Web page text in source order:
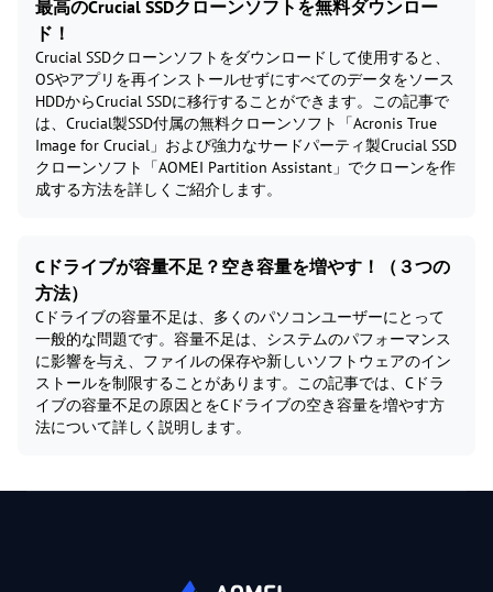
最高のCrucial SSDクローンソフトを無料ダウンロー
ド！
Crucial SSDクローンソフトをダウンロードして使用すると、
OSやアプリを再インストールせずにすべてのデータをソース
HDDからCrucial SSDに移行することができます。この記事で
は、Crucial製SSD付属の無料クローンソフト「Acronis True
Image for Crucial」および強力なサードパーティ製Crucial SSD
クローンソフト「AOMEI Partition Assistant」でクローンを作
成する方法を詳しくご紹介します。
Cドライブが容量不足？空き容量を増やす！（３つの
方法）
Cドライブの容量不足は、多くのパソコンユーザーにとって
一般的な問題です。容量不足は、システムのパフォーマンス
に影響を与え、ファイルの保存や新しいソフトウェアのイン
ストールを制限することがあります。この記事では、Cドラ
イブの容量不足の原因とをCドライブの空き容量を増やす方
法について詳しく説明します。